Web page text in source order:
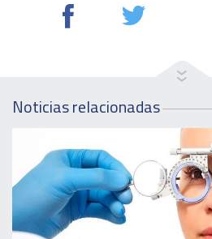
Noticias relacionadas